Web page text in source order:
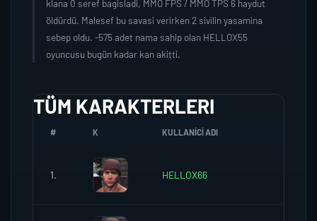
klana 0 seref bagisladi, MMO FPS / MMO TPS 6 haydut
öldürdü. Malesef bu savasi verirken 2 sivilin yasamina
sebep oldu. -575 adet nama sahip olan HELLOX55
oyuncusu bugün kadar kan akitti.
TÜM KARAKTERLERI
# K KULLANICI ADI
1. HELLOX66